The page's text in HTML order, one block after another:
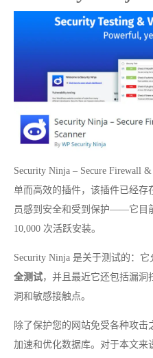
Security Ninja – Secure Firewall
单而高效的插件，该插件已经存
员感到安全和受到保护——它目
10,000 次活跃安装。
Security Ninja 是关于测试的：
全测试，并且最近它还包括漏洞
洞和敏感接触点。
除了保护您的网站免受各种攻击
加速和优化数据库。对于本文来